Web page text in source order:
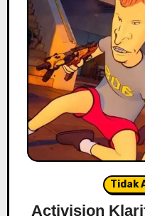
Tidak
Activision